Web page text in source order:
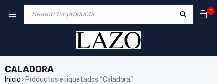
0
CALADORA
Inicio › Productos etiquetados “Caladora”